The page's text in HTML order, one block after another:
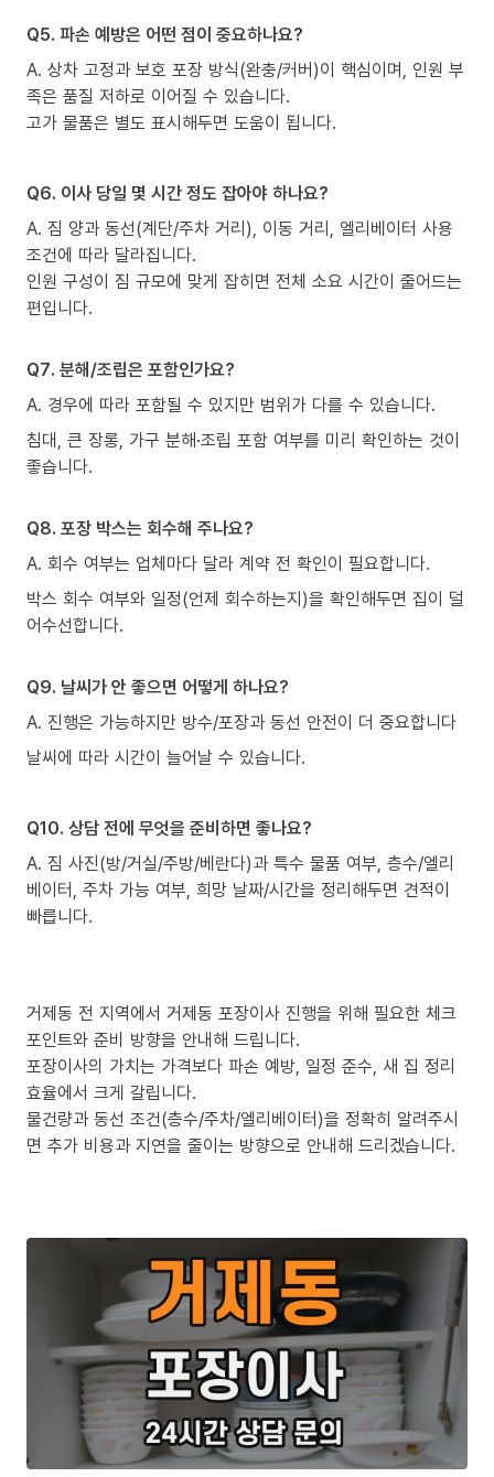
Q5. 파손 예방은 어떤 점이 중요하나요?
A. 상차 고정과 보호 포장 방식(완충/커버)이 핵심이며, 인원 부
족은 품질 저하로 이어질 수 있습니다.
고가 물품은 별도 표시해두면 도움이 됩니다.
Q6. 이사 당일 몇 시간 정도 잡아야 하나요?
A. 짐 양과 동선(계단/주차 거리), 이동 거리, 엘리베이터 사용
조건에 따라 달라집니다.
인원 구성이 짐 규모에 맞게 잡히면 전체 소요 시간이 줄어드는
편입니다.
Q7. 분해/조립은 포함인가요?
A. 경우에 따라 포함될 수 있지만 범위가 다를 수 있습니다.
침대, 큰 장롱, 가구 분해·조립 포함 여부를 미리 확인하는 것이
좋습니다.
Q8. 포장 박스는 회수해 주나요?
A. 회수 여부는 업체마다 달라 계약 전 확인이 필요합니다.
박스 회수 여부와 일정(언제 회수하는지)을 확인해두면 집이 덜
어수선합니다.
Q9. 날씨가 안 좋으면 어떻게 하나요?
A. 진행은 가능하지만 방수/포장과 동선 안전이 더 중요합니다
날씨에 따라 시간이 늘어날 수 있습니다.
Q10. 상담 전에 무엇을 준비하면 좋나요?
A. 짐 사진(방/거실/주방/베란다)과 특수 물품 여부, 층수/엘리
베이터, 주차 가능 여부, 희망 날짜/시간을 정리해두면 견적이
빠릅니다.
거제동 전 지역에서 거제동 포장이사 진행을 위해 필요한 체크
포인트와 준비 방향을 안내해 드립니다.
포장이사의 가치는 가격보다 파손 예방, 일정 준수, 새 집 정리
효율에서 크게 갈립니다.
물건량과 동선 조건(층수/주차/엘리베이터)을 정확히 알려주시
면 추가 비용과 지연을 줄이는 방향으로 안내해 드리겠습니다.